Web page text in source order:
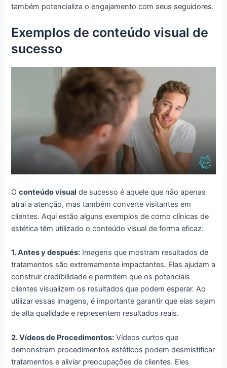
também potencializa o engajamento com seus seguidores.
Exemplos de conteúdo visual de
sucesso
Oconteúdo visual de sucesso é aquele que não apenas
atrai a atenção, mas também converte visitantes em
clientes. Aqui estão alguns exemplos de como clínicas de
estética têm utilizado o conteúdo visual de forma eficaz:
1. Antes y después: Imagens que mostram resultados de
tratamentos são extremamente impactantes. Elas ajudam a
construir credibilidade e permitem que os potenciais
clientes visualizem os resultados que podem esperar. Ao
utilizar essas imagens, é importante garantir que elas sejam
de alta qualidade e representem resultados reais.
2. Vídeos de Procedimentos: Vídeos curtos que
demonstram procedimentos estéticos podem desmistificar
tratamentos e aliviar preocupações de clientes. Eles